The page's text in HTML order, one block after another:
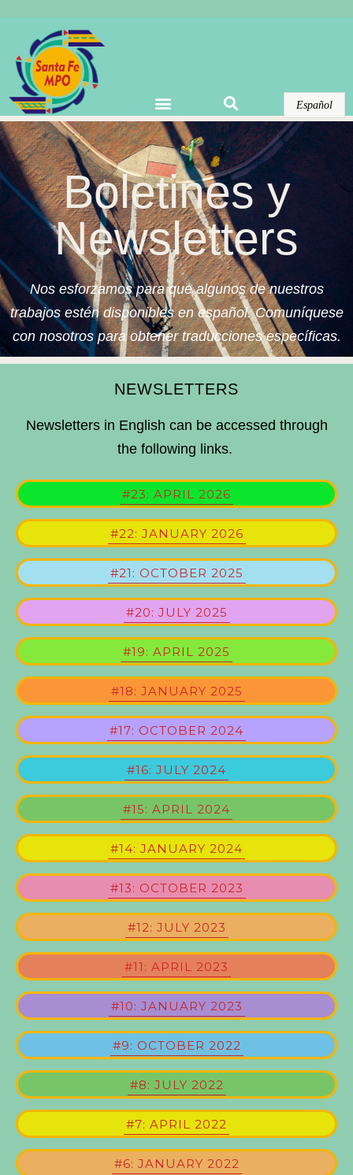
Warning: Undefined array key "options" in
/home/domains/santafempo.org/docs/wp-
content/plugins/elementor-pro/modules/theme-
builder/widgets/site-logo.php
on line Español
Boletines y
Newsletters
Nos esforzamos para que algunos de nuestros
trabajos estén disponibles en español. Comuníquese
con nosotros para obtener traducciones específicas.
NEWSLETTERS
Newsletters in English can be accessed through
the following links.
#23: APRIL 2026
#22: JANUARY 2026
#21: OCTOBER 2025
#20: JULY 2025
#19: APRIL 2025
#18: JANUARY 2025
#17: OCTOBER 2024
#16: JULY 2024
#15: APRIL 2024
#14: JANUARY 2024
#13: OCTOBER 2023
#12: JULY 2023
#11: APRIL 2023
#10: JANUARY 2023
#9: OCTOBER 2022
#8: JULY 2022
#7: APRIL 2022
#6: JANUARY 2022